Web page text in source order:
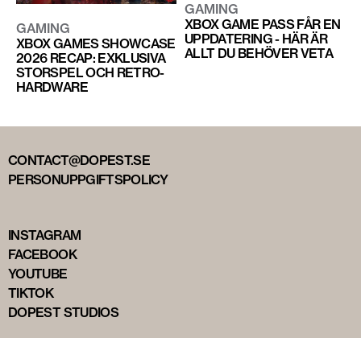
GAMING
XBOX GAMES SHOWCASE
2026 RECAP: EXKLUSIVA
STORSPEL OCH RETRO-
HARDWARE
GAMING
XBOX GAME PASS FÅR EN
UPPDATERING - HÄR ÄR
ALLT DU BEHÖVER VETA
CONTACT@DOPEST.SE
PERSONUPPGIFTSPOLICY
INSTAGRAM
FACEBOOK
YOUTUBE
TIKTOK
DOPEST STUDIOS